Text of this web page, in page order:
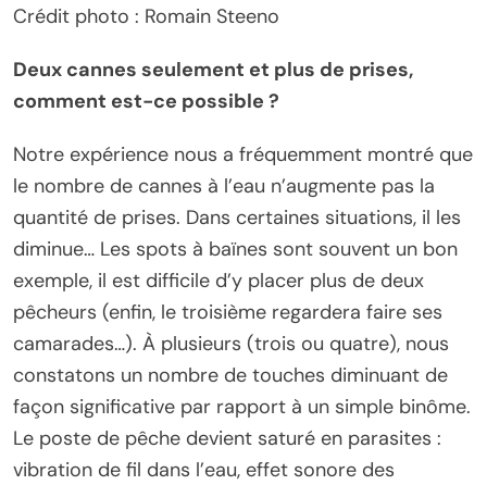
Crédit photo : Romain Steeno
Deux cannes seulement et plus de prises,
comment est-ce possible ?
Notre expérience nous a fréquemment montré que
le nombre de cannes à l’eau n’augmente pas la
quantité de prises. Dans certaines situations, il les
diminue… Les spots à baïnes sont souvent un bon
exemple, il est difficile d’y placer plus de deux
pêcheurs (enfin, le troisième regardera faire ses
camarades…). À plusieurs (trois ou quatre), nous
constatons un nombre de touches diminuant de
façon significative par rapport à un simple binôme.
Le poste de pêche devient saturé en parasites :
vibration de fil dans l’eau, effet sonore des